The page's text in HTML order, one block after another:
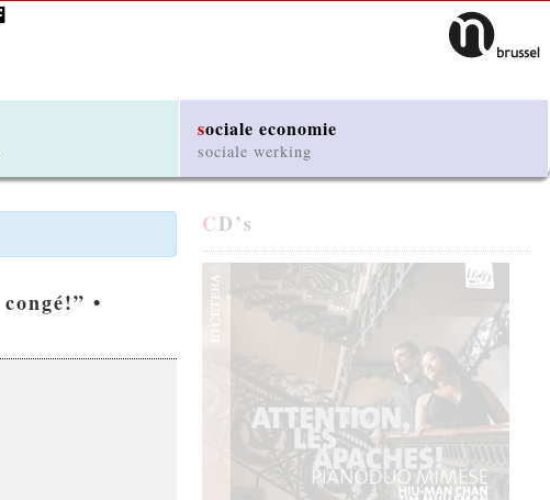
sociale economie
sociale werking
CD’s